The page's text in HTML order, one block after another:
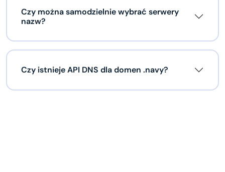
Czy można samodzielnie wybrać serwery
nazw?
Czy istnieje API DNS dla domen .navy?